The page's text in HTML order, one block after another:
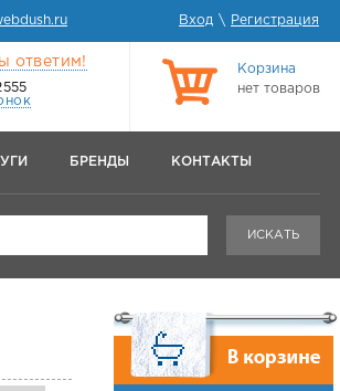
Вход \ Регистрация
ответим!
Корзина
нет товаров
БРЕНДЫ КОНТАКТЫ
ИСКАТЬ